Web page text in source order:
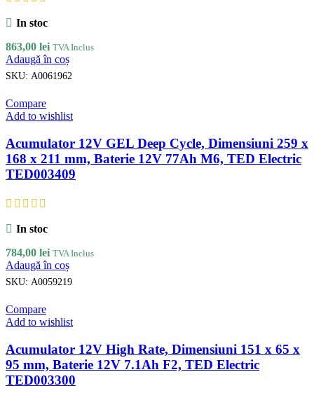
In stoc
863,00 lei TVA Inclus
Adaugă în coș
SKU: A0061962
Compare
Add to wishlist
Acumulator 12V GEL Deep Cycle, Dimensiuni 259 x
168 x 211 mm, Baterie 12V 77Ah M6, TED Electric
TED003409
In stoc
784,00 lei TVA Inclus
Adaugă în coș
SKU: A0059219
Compare
Add to wishlist
Acumulator 12V High Rate, Dimensiuni 151 x 65 x
95 mm, Baterie 12V 7.1Ah F2, TED Electric
TED003300